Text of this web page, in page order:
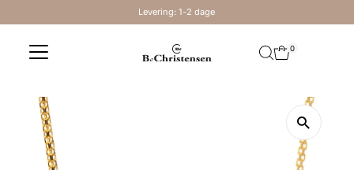
Levering: 1-2 dage
0